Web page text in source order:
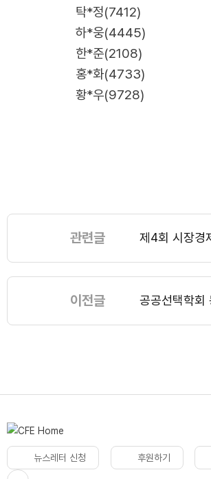
탁*정(7412)
하*웅(4445)
한*준(2108)
홍*화(4733)
황*우(9728)
관련글 제4회 시장경
이전글 공공선택학회
뉴스레터 신청 후원하기